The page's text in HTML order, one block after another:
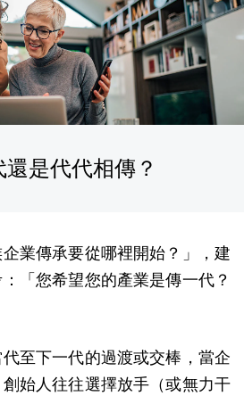
是代代相傳？
業傳承要從哪裡開始？」，建
「您希望您的產業是傳一代？
代至下一代的過渡或交棒，當企
始人往往選擇放手（或無力干